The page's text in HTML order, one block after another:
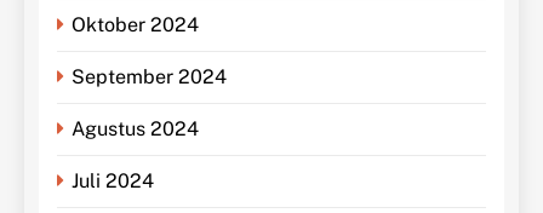
Oktober 2024
September 2024
Agustus 2024
Juli 2024